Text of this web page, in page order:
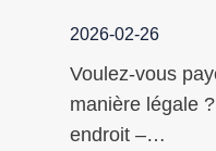
2026-02-26
Voulez-vous
manière légale
endroit –…